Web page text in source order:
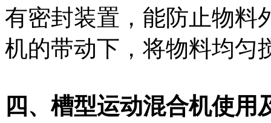
有密封装置，能防止物料
机的带动下，将物料均匀
四、槽型运动混合机使用